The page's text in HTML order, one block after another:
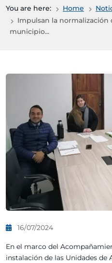
You are here: Home
Impulsan la normalización
municipio...
16/07/2024
En el marco del
instalación de las Unidades de